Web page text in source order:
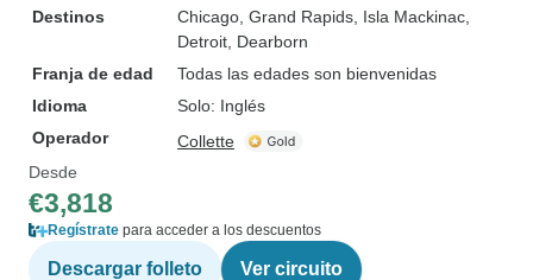
Destinos
Chicago , Grand Rapids , Isla Mackinac
Detroit , Dearborn
Franja de edad
Todas las edades son bienvenidas
Idioma
Solo: Inglés
Operador
Collette
Desde
€3,818
Regístrate para acceder a los descuentos
Descargar folleto Ver circuito